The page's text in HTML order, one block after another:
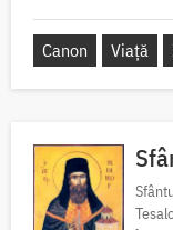
Canon Viață